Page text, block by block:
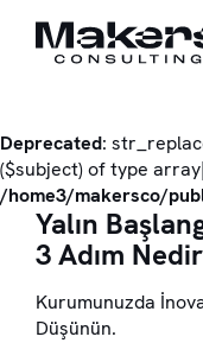
Deprecated:
($subject) of type
/home3/makersco/
Yalın
3 Adım
Kurumunuzda
Düşünün.